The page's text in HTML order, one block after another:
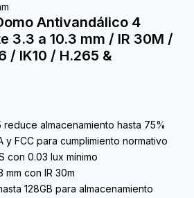
Antivandálico 4
3.3 a 10.3 mm / IR 30M /
/ IK10 / H.265 &
reduce almacenamiento hasta 75%
y FCC para cumplimiento normativo
con 0.03 lux mínimo
mm con IR 30m
128GB para almacenamiento